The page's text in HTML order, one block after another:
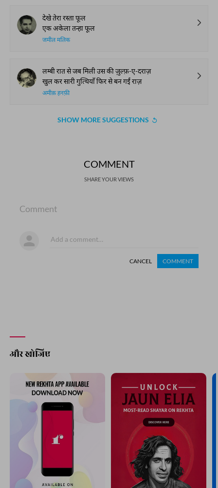
देखे तेरा रस्ता फूल
एक अकेला तन्हा फूल
जमील मलिक
लम्बी रात से जब मिली उस की ज़ुल्फ़-ए-दराज़
खुल कर सारी गुत्थियाँ फिर से बन गईं राज़
अमीक़ हनफ़ी
SHOW MORE SUGGESTIONS
COMMENT
SHARE YOUR VIEWS
Comment
CANCEL COMMENT
और खोजिए